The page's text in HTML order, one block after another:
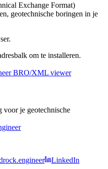
Exchange Format)
geotechnische boringen in je
om te installeren.
BRO/XML viewer
voor je geotechnische
LinkedIn